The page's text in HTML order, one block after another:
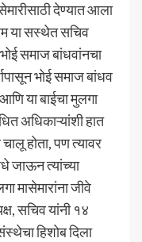
देण्यात आला
या सस्थेत सचिव
समाज बांधवांनचा
भोई समाज बांधव
या बाईचा मुलगा
अधिकाऱ्यांशी हात
होता, पण त्यावर
जाऊन त्यांच्या
मासेमारांना जीवे
सचिव यांनी १४
हिशोब दिला